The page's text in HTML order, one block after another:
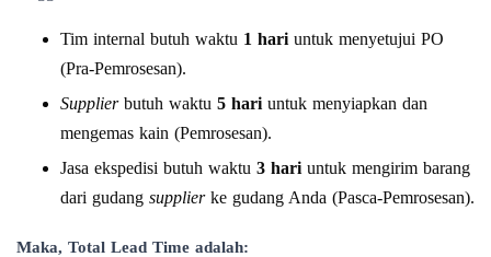
Tim internal butuh waktu 1 hari untuk menyetujui PO
(Pra-Pemrosesan).
Supplierbutuh waktu 5 hari untuk menyiapkan dan
mengemas kain (Pemrosesan).
Jasa ekspedisi butuh waktu 3 hari untuk mengirim barang
dari gudang supplierke gudang Anda (Pasca-Pemrosesan).
Maka, Total Lead Time adalah: